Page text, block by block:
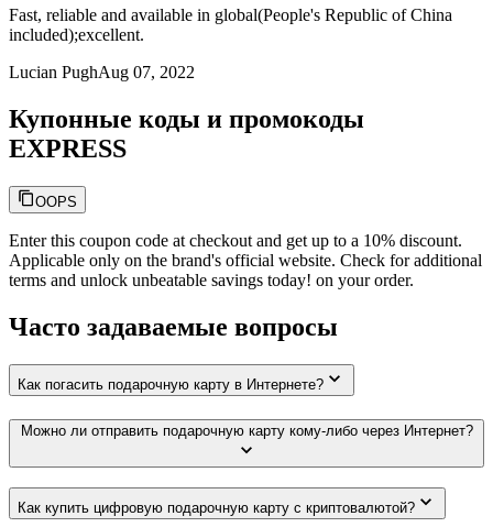
Fast, reliable and available in global(People's Republic of China
included);excellent.
Lucian PughAug 07, 2022
Купонные коды и промокоды
EXPRESS
OOPS
Enter this coupon code at checkout and get up to a 10% discount.
Applicable only on the brand's official website. Check for additional
terms and unlock unbeatable savings today! on your order.
Часто задаваемые вопросы
Как погасить подарочную карту в Интернете?
Можно ли отправить подарочную карту кому-либо через Интернет?
Как купить цифровую подарочную карту с криптовалютой?